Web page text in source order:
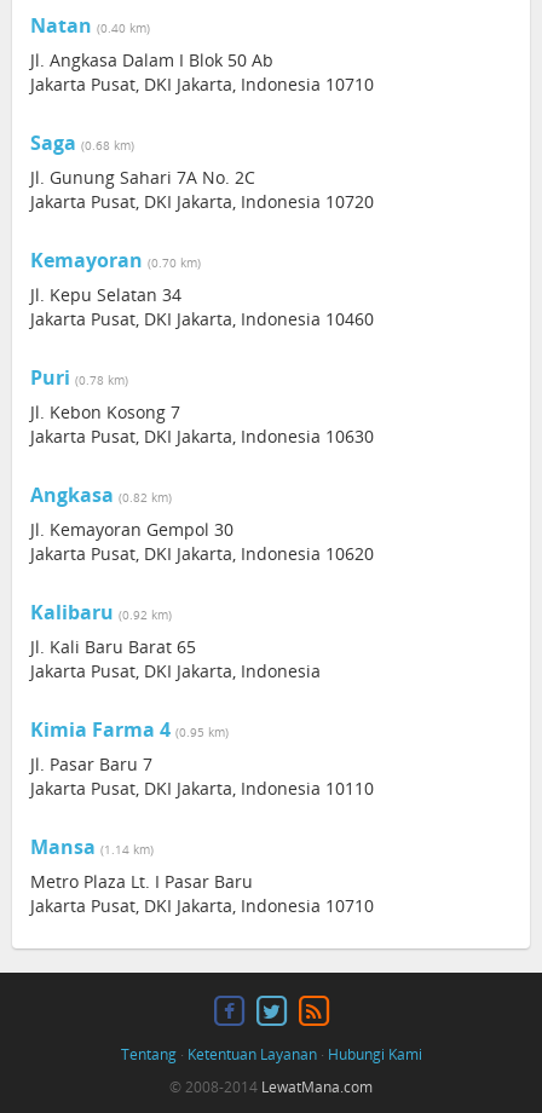
Natan (0.40 km)
Jl. Angkasa Dalam I Blok 50 Ab
Jakarta Pusat, DKI Jakarta, Indonesia 10710
Saga (0.68 km)
Jl. Gunung Sahari 7A No. 2C
Jakarta Pusat, DKI Jakarta, Indonesia 10720
Kemayoran (0.70 km)
Jl. Kepu Selatan 34
Jakarta Pusat, DKI Jakarta, Indonesia 10460
Puri (0.78 km)
Jl. Kebon Kosong 7
Jakarta Pusat, DKI Jakarta, Indonesia 10630
Angkasa (0.82 km)
Jl. Kemayoran Gempol 30
Jakarta Pusat, DKI Jakarta, Indonesia 10620
Kalibaru (0.92 km)
Jl. Kali Baru Barat 65
Jakarta Pusat, DKI Jakarta, Indonesia
Kimia Farma 4 (0.95 km)
Jl. Pasar Baru 7
Jakarta Pusat, DKI Jakarta, Indonesia 10110
Mansa (1.14 km)
Metro Plaza Lt. I Pasar Baru
Jakarta Pusat, DKI Jakarta, Indonesia 10710
Tentang· Ketentuan Layanan· Hubungi Kami
© 2008-2014 LewatMana.com